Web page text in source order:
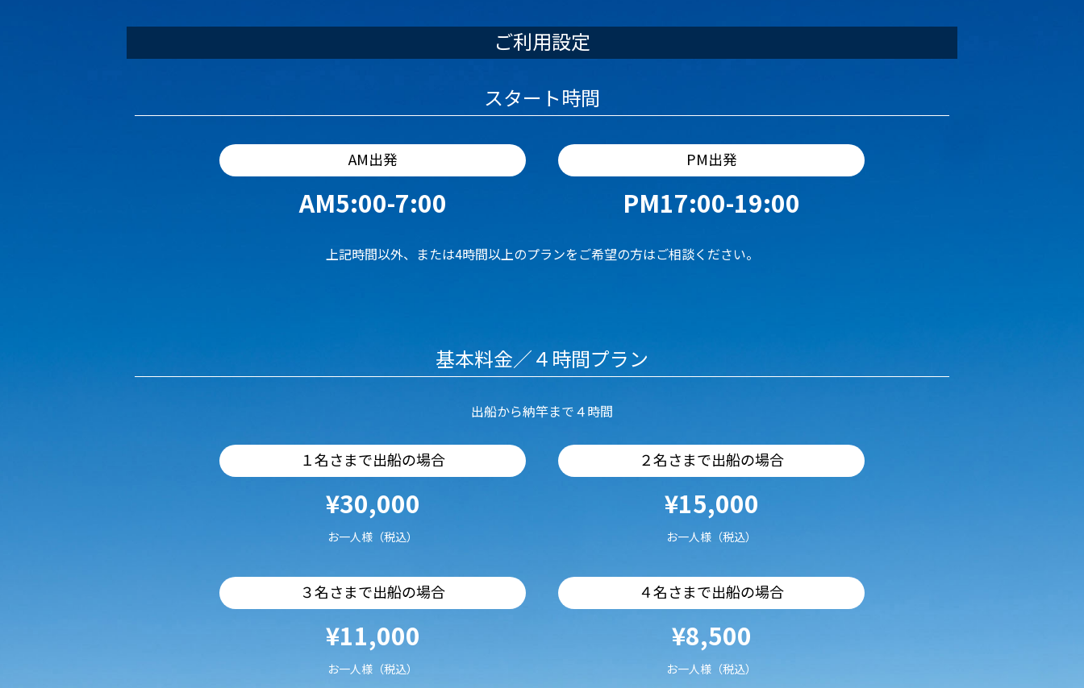
ご利用設定
スタート時間
AM出発
AM5:00-7:00
PM出発
PM17:00-19:00
上記時間以外、または4時間以上のプランをご希望の方はご相談ください。
基本料金／４時間プラン
出船から納竿まで４時間
１名さまで出船の場合
¥30,000
お一人様（税込）
２名さまで出船の場合
¥15,000
お一人様（税込）
３名さまで出船の場合
¥11,000
お一人様（税込）
４名さまで出船の場合
¥8,500
お一人様（税込）